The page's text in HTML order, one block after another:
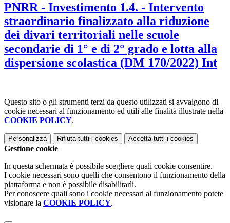
PNRR - Investimento 1.4. - Intervento
straordinario finalizzato alla riduzione
dei divari territoriali nelle scuole
secondarie di 1° e di 2° grado e lotta alla
dispersione scolastica (DM 170/2022) Int
Questo sito o gli strumenti terzi da questo utilizzati si avvalgono di
cookie necessari al funzionamento ed utili alle finalità illustrate nella
COOKIE POLICY.
Personalizza Rifiuta tutti i cookies Accetta tutti i cookies
Gestione cookie
In questa schermata è possibile scegliere quali cookie consentire.
I cookie necessari sono quelli che consentono il funzionamento della
piattaforma e non è possibile disabilitarli.
Per conoscere quali sono i cookie necessari al funzionamento potete
visionare la COOKIE POLICY.